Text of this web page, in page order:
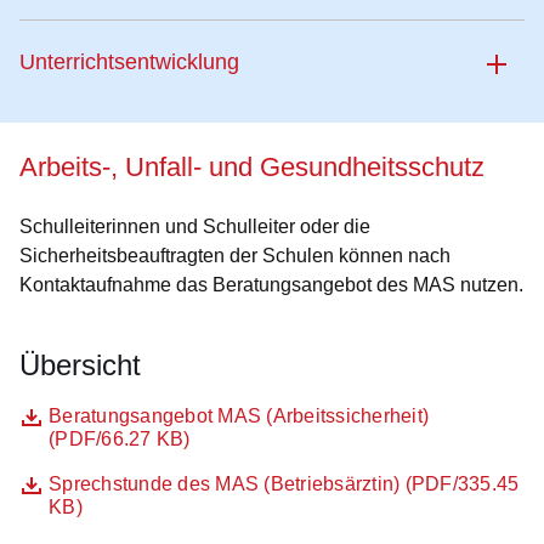
Unterrichtsentwicklung
Arbeits-, Unfall- und Gesundheitsschutz
Schulleiterinnen und Schulleiter oder die
Sicherheitsbeauftragten der Schulen können nach
Kontaktaufnahme das Beratungsangebot des MAS nutzen.
Übersicht
DateiBeratungsangebot MAS (Arbeitssicherheit)
(PDF/66.27 KB)
Öffnet sich in einem neuen Fenster
DateiSprechstunde des MAS (Betriebsärztin) (PDF/335.45
KB)
Öffnet sich in einem neuen Fenster